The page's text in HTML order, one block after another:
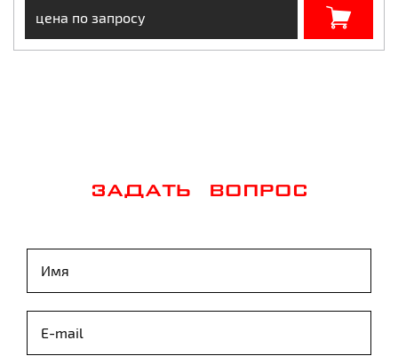
цена по запросу
ЗАДАТЬ ВОПРОС